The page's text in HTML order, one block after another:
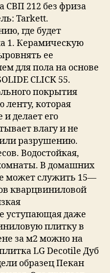
СВП 212 без фриза
Tarkett.
где будет
1. Керамическую
ее
для пола на основе
CLICK 55.
покрытия
ленту, которая
делает его
влагу и не
разрушению.
Водостойкая,
В домашних
может служить 15—
кварцвиниловой
уступающая даже
плитку в
за м2 можно на
LG Decotile Дуб
образец Пекан